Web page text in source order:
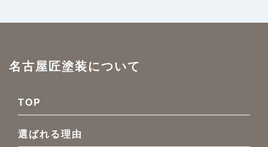
名古屋匠塗装について
TOP
選ばれる理由